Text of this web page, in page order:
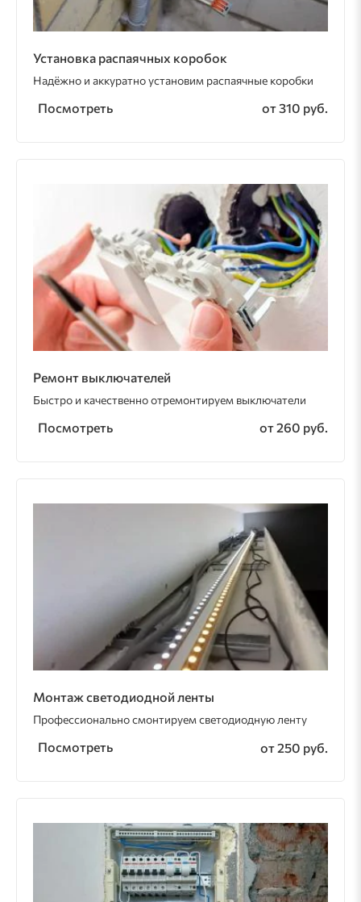
Установка распаячных коробок
Надёжно и аккуратно установим распаячные коробки
Посмотреть от 310 руб.
Ремонт выключателей
Быстро и качественно отремонтируем выключатели
Посмотреть от 260 руб.
Монтаж светодиодной ленты
Профессионально смонтируем светодиодную ленту
Посмотреть от 250 руб.